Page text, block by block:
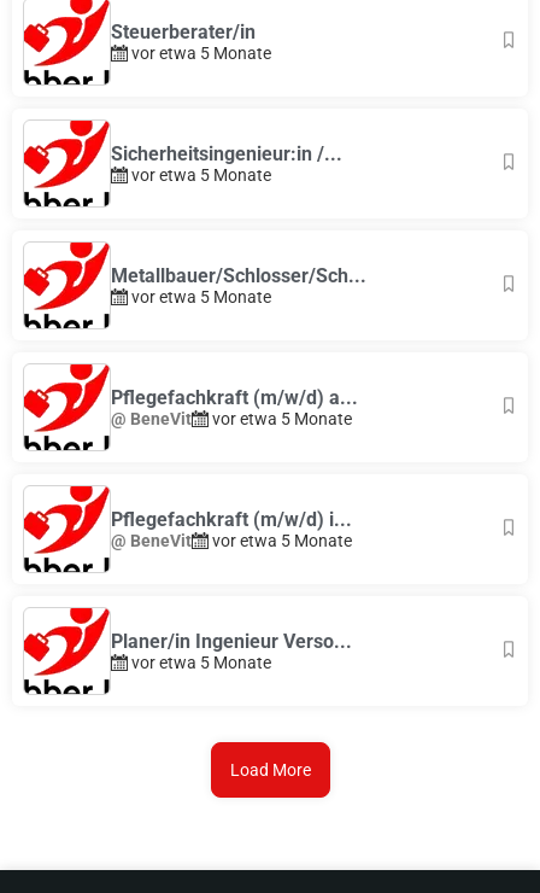
Steuerberater/in
vor etwa 5 Monate
Sicherheitsingenieur:in /...
vor etwa 5 Monate
Metallbauer/Schlosser/Sch...
vor etwa 5 Monate
Pflegefachkraft (m/w/d) a...
@ BeneVit vor etwa 5 Monate
Pflegefachkraft (m/w/d) i...
@ BeneVit vor etwa 5 Monate
Planer/in Ingenieur Verso...
vor etwa 5 Monate
Load More